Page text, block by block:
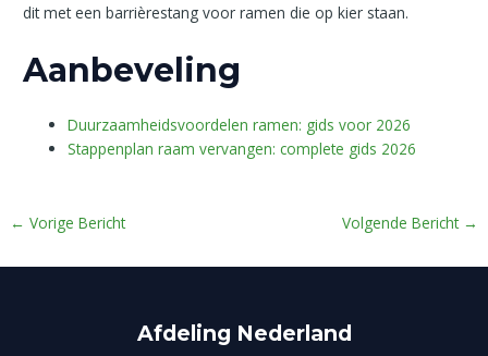
dit met een barrièrestang voor ramen die op kier staan.
Aanbeveling
Duurzaamheidsvoordelen ramen: gids voor 2026
Stappenplan raam vervangen: complete gids 2026
← Vorige Bericht Volgende Bericht →
Afdeling Nederland